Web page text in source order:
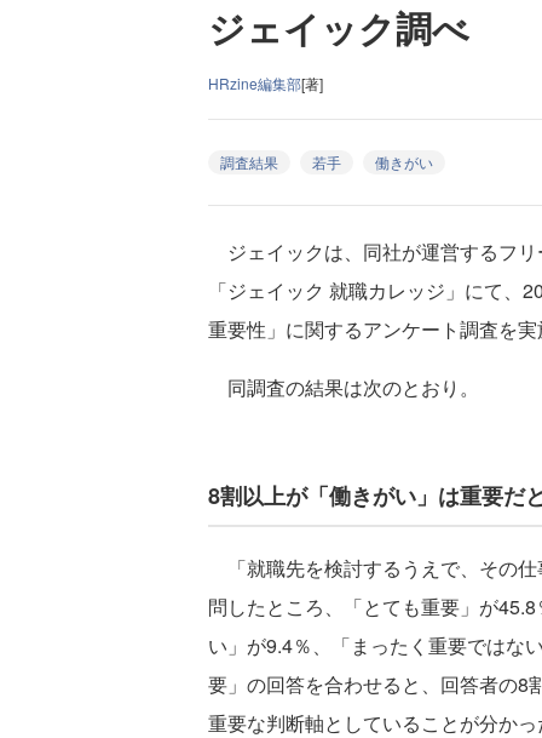
ジェイック調べ
HRzine編集部[著]
調査結果 若手 働きがい
ジェイックは、同社が運営するフ
「ジェイック 就職カレッジ」にて、
重要性」に関するアンケート調査を
同調査の結果は次のとおり。
8割以上が「働きがい」は重要だ
「就職先を検討するうえで、その
問したところ、「とても重要」が
い」が9.4％、「まったく重要ではな
要」の回答を合わせると、回答者の8
重要な判断軸としていることが分か